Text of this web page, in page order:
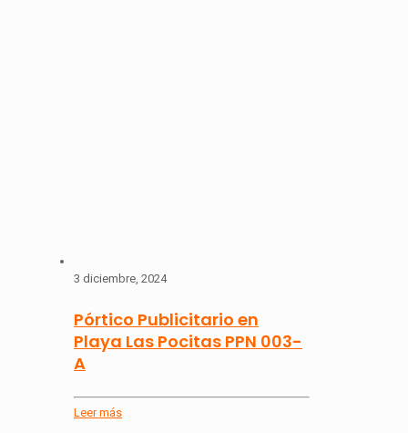
3 diciembre, 2024
Pórtico Publicitario en
Playa Las Pocitas PPN 003-
A
Leer más